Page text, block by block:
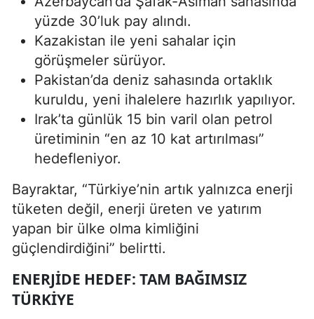
yüzde 30’luk pay alındı.
Kazakistan ile yeni sahalar için
görüşmeler sürüyor.
Pakistan’da deniz sahasında ortaklık
kuruldu, yeni ihalelere hazırlık yapılıyor.
Irak’ta günlük 15 bin varil olan petrol
üretiminin “en az 10 kat artırılması”
hedefleniyor.
Bayraktar, “Türkiye’nin artık yalnızca enerji
tüketen değil, enerji üreten ve yatırım
yapan bir ülke olma kimliğini
güçlendirdiğini” belirtti.
ENERJIDE HEDEF: TAM BAĞIMSIZ
TÜRKIYE